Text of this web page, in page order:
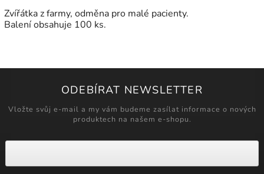
Zvířátka z farmy, odměna pro malé pacienty.
Balení obsahuje 100 ks.
ODEBÍRAT NEWSLETTER
Vložte svůj e-mail a my vám budeme zasílat informace o nových
produktech na našem e-shopu.